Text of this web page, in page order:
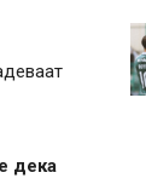
дека